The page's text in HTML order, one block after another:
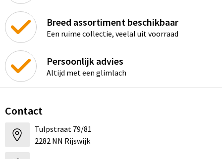
Breed assortiment beschikbaar
Een ruime collectie, veelal uit voorraad
Persoonlijk advies
Altijd met een glimlach
Contact
Tulpstraat 79/81
2282 NN Rijswijk